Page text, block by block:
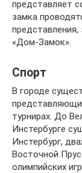
представляет
замка
«Дом-Замок».
Спорт
В городе
турнирах. До
Инстербурге
Инстербург,
Восточной
олимпийских